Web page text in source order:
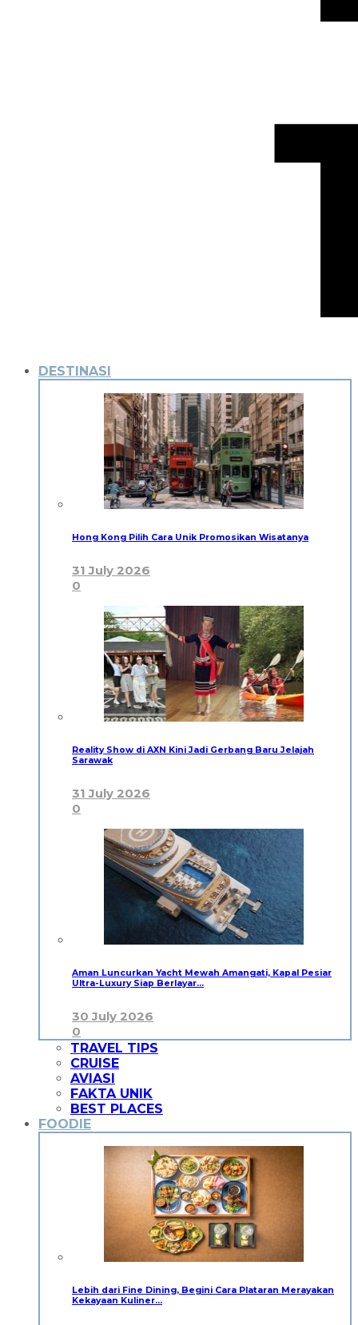
DESTINASI
Hong Kong Pilih Cara Unik Promosikan Wisatanya
31 July 2026
0
Reality Show di AXN Kini Jadi Gerbang Baru Jelajah
Sarawak
31 July 2026
0
Aman Luncurkan Yacht Mewah Amangati, Kapal Pesiar
Ultra-Luxury Siap Berlayar…
30 July 2026
0
TRAVEL TIPS
CRUISE
AVIASI
FAKTA UNIK
BEST PLACES
FOODIE
Lebih dari Fine Dining, Begini Cara Plataran Merayakan
Kekayaan Kuliner…